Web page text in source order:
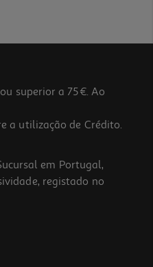
superior a 75€. Ao
a utilização de Crédito.
em Portugal,
registado no